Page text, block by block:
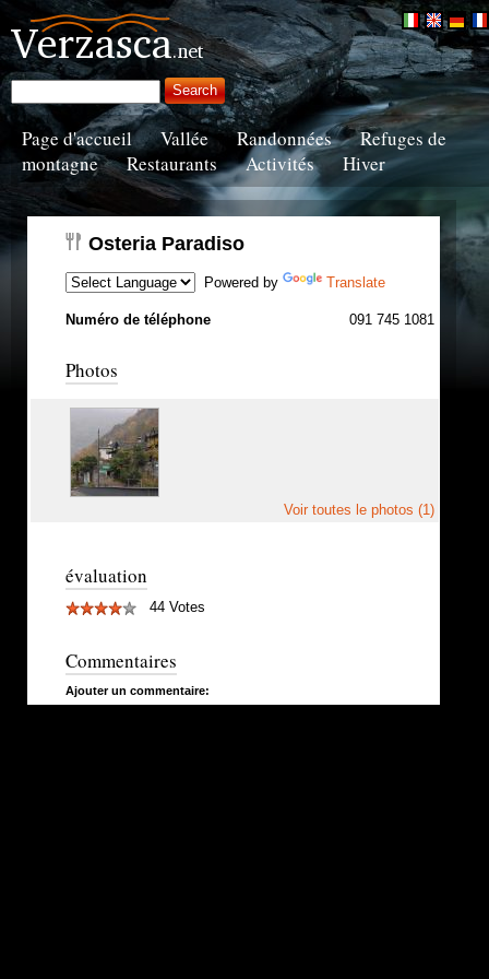
Page d'accueil Vallée Randonnées
Refuges de
montagne
Restaurants Activités Hiver
Osteria Paradiso
Powered by Translate
Numéro de téléphone 091 745 1081
Photos
Voir toutes le photos (1)
évaluation
44 Votes
Commentaires
Ajouter un commentaire: